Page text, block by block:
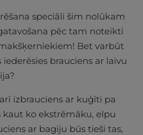
speciāli šim nolūkam
pēc tam noteikti
Bet varbūt
brauciens ar laivu
izbrauciens ar kuģīti pa
kaut ko ekstrēmāku, elpu
ar bagiju būs tieši tas,